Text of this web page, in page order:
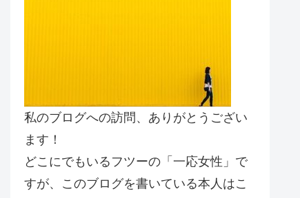
私のブログへの訪問、ありがとうござい
ます！
どこにでもいるフツーの「一応女性」で
すが、このブログを書いている本人はこ